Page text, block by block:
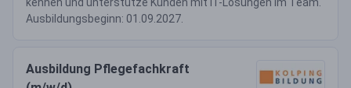
Ausbildungsbeginn: 01.09.2027.
Ausbildung Pflegefachkraft